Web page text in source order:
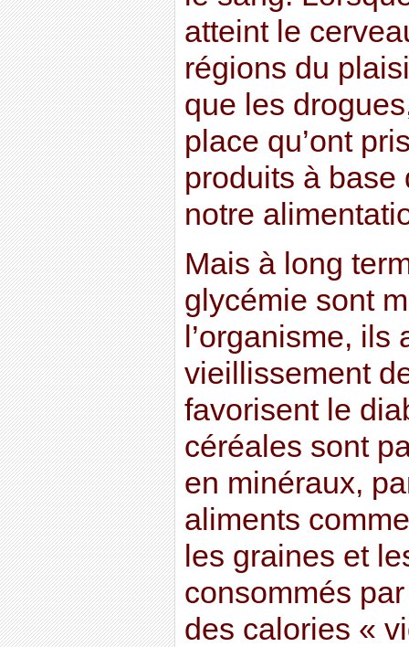
atteint le
régions du
que les
place qu’ont
produits à base
notre
Mais à long
glycémie sont
l’organisme,
vieillissement
favorisent le
céréales sont
en minéraux,
aliments
les graines et
consommés
des calories «